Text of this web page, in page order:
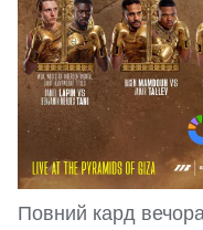
Повний кард